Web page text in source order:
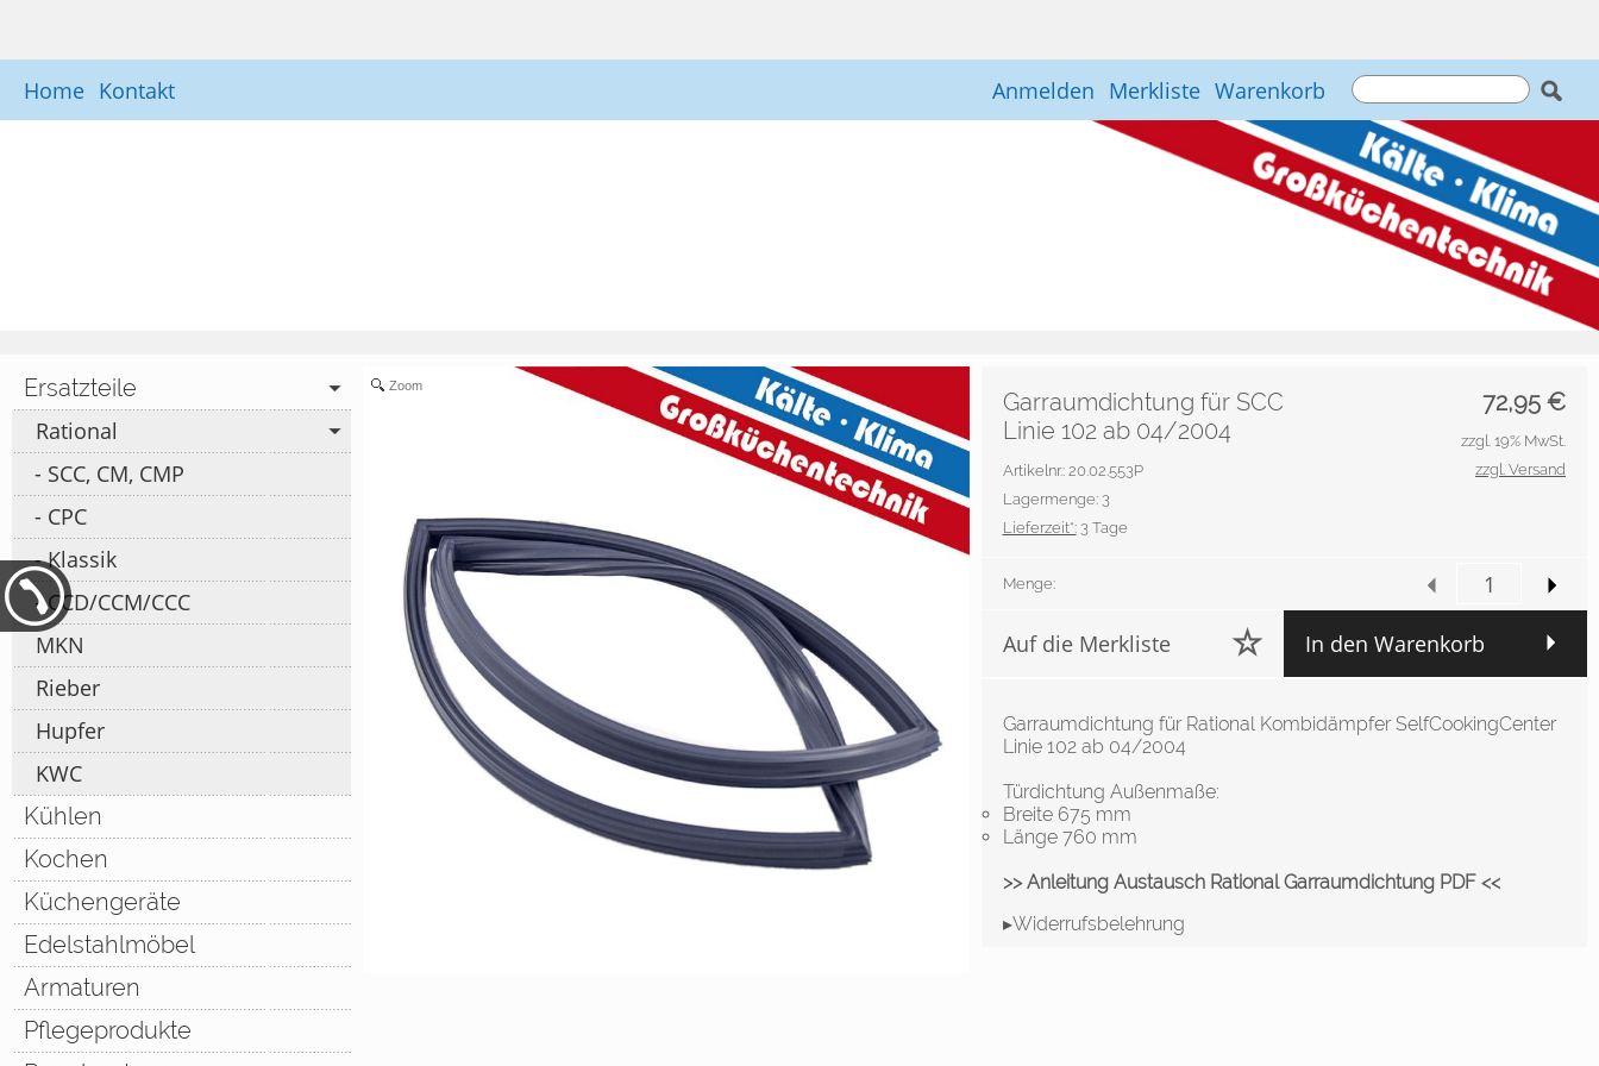
Home Kontakt Anmelden Merkliste Warenkorb
Ersatzteile
Rational
SCC, CM, CMP
CPC
Klassik
CCD/CCM/CCC
MKN
Rieber
Hupfer
KWC
Kühlen
Kochen
Küchengeräte
Edelstahlmöbel
Armaturen
Pflegeprodukte
Zoom
72,95 €
Garraumdichtung für SCC
Linie 102 ab 04/2004
Artikelnr.: 20.02.553P
Lagermenge: 3
Lieferzeit*:3 Tage
zzgl. 19% MwSt.
zzgl. Versand
Menge:
Auf die Merkliste In den Warenkorb
Garraumdichtung für Rational Kombidämpfer SelfCookingCenter
Linie 102 ab 04/2004
Türdichtung Außenmaße:
Breite 675 mm
Länge 760 mm
>> Anleitung Austausch Rational Garraumdichtung PDF <<
▸Widerrufsbelehrung